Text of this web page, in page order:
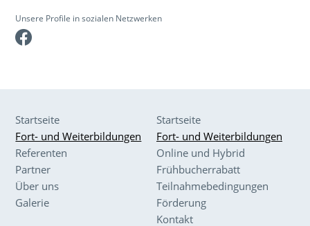
Unsere Profile in sozialen Netzwerken
Startseite
Fort- und Weiterbildungen
Referenten
Partner
Über uns
Galerie
Startseite
Fort- und Weiterbildungen
Online und Hybrid
Frühbucherrabatt
Teilnahmebedingungen
Förderung
Kontakt